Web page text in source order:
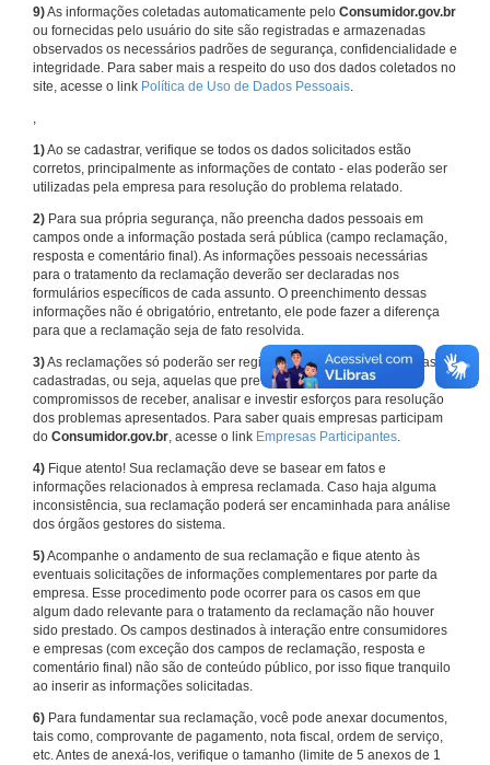
9)As informações coletadas automaticamente pelo Consumidor.gov.br
ou fornecidas pelo usuário do site são registradas e armazenadas
observados os necessários padrões de segurança, confidencialidade e
integridade. Para saber mais a respeito do uso dos dados coletados no
site, acesse o link Política de Uso de Dados Pessoais.
,
1)Ao se cadastrar, verifique se todos os dados solicitados estão
corretos, principalmente as informações de contato - elas poderão ser
utilizadas pela empresa para resolução do problema relatado.
2) Para sua própria segurança, não preencha dados pessoais em
campos onde a informação postada será pública (campo reclamação,
resposta e comentário final). As informações pessoais necessárias
para o tratamento da reclamação deverão ser declaradas nos
formulários específicos de cada assunto. O preenchimento dessas
informações não é obrigatório, entretanto, ele pode fazer a diferença
para que a reclamação seja de fato resolvida.
3)As reclamações só poderão ser registradas em face de empresas
cadastradas, ou seja, aquelas que previamente assumiram
compromissos de receber, analisar e investir esforços para resolução
dos problemas apresentados. Para saber quais empresas participam
do Consumidor.gov.br, acesse o link Empresas Participantes.
4) Fique atento! Sua reclamação deve se basear em fatos e
informações relacionados à empresa reclamada. Caso haja alguma
inconsistência, sua reclamação poderá ser encaminhada para análise
dos órgãos gestores do sistema.
5)Acompanhe o andamento de sua reclamação e fique atento às
eventuais solicitações de informações complementares por parte da
empresa. Esse procedimento pode ocorrer para os casos em que
algum dado relevante para o tratamento da reclamação não houver
sido prestado. Os campos destinados à interação entre consumidores
e empresas (com exceção dos campos de reclamação, resposta e
comentário final) não são de conteúdo público, por isso fique tranquilo
ao inserir as informações solicitadas.
6) Para fundamentar sua reclamação, você pode anexar documentos,
tais como, comprovante de pagamento, nota fiscal, ordem de serviço,
etc. Antes de anexá-los, verifique o tamanho (limite de 5 anexos de 1